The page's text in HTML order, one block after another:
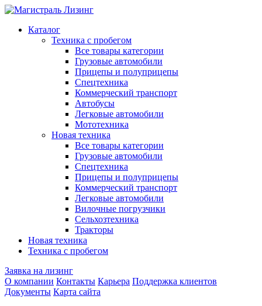
Каталог
Техника с пробегом
Все товары категории
Грузовые автомобили
Прицепы и полуприцепы
Спецтехника
Коммерческий транспорт
Автобусы
Легковые автомобили
Мототехника
Новая техника
Все товары категории
Грузовые автомобили
Спецтехника
Прицепы и полуприцепы
Коммерческий транспорт
Легковые автомобили
Вилочные погрузчики
Сельхозтехника
Тракторы
Новая техника
Техника с пробегом
Заявка на лизинг
О компании Контакты Карьера Поддержка клиентов
Документы Карта сайта